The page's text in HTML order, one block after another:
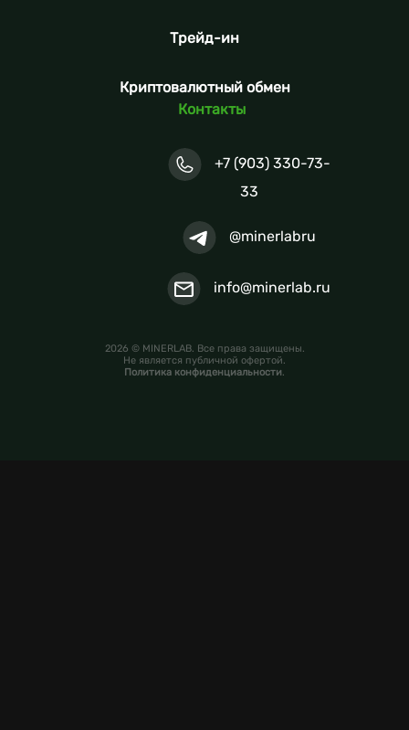
Трейд-ин
Криптовалютный обмен
Контакты
+7 (903) 330-73-
33
@minerlabru
info@minerlab.ru
2026 © MINERLAB. Все права защищены.
Не является публичной офертой.
Политика конфиденциальности.